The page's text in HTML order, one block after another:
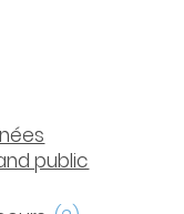
public